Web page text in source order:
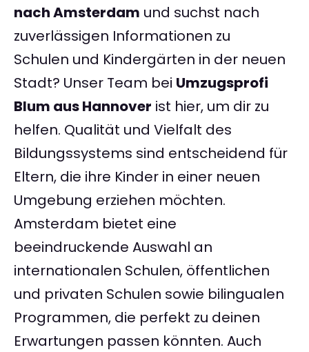
nach Amsterdam und suchst nach
zuverlässigen Informationen zu
Schulen und Kindergärten in der neuen
Stadt? Unser Team bei Umzugsprofi
Blum aus Hannover ist hier, um dir zu
helfen. Qualität und Vielfalt des
Bildungssystems sind entscheidend für
Eltern, die ihre Kinder in einer neuen
Umgebung erziehen möchten.
Amsterdam bietet eine
beeindruckende Auswahl an
internationalen Schulen, öffentlichen
und privaten Schulen sowie bilingualen
Programmen, die perfekt zu deinen
Erwartungen passen könnten. Auch